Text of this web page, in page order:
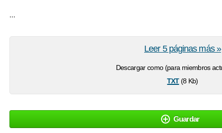
...
Descargar como (para miembros
txt(8 Kb)
Leer 5 páginas más »
Guardar